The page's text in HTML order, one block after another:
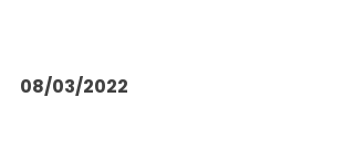
08/03/2022